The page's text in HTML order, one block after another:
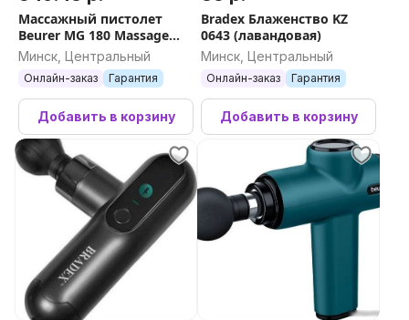
Массажный пистолет
Beurer MG 180 Massage
Gun
Минск, Центральный
Онлайн-заказ Гарантия
Добавить в корзину
Bradex Блаженство KZ
0643 (лавандовая)
Минск, Центральный
Онлайн-заказ Гарантия
Добавить в корзину